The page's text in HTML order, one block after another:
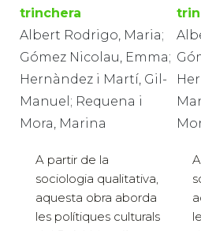
trinchera
Albert Rodrigo, Maria;
Gómez Nicolau, Emma;
Hernàndez i Martí, Gil-
Manuel; Requena i
Mora, Marina
A partir de la
sociologia qualitativa,
aquesta obra aborda
les polítiques culturals